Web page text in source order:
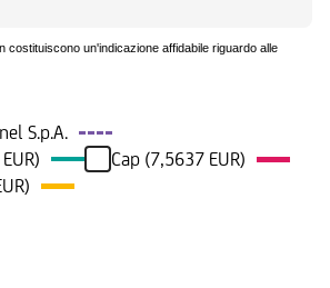
costituiscono un'indicazione affidabile riguardo alle
S.p.A.
Cap (7,5637 EUR)